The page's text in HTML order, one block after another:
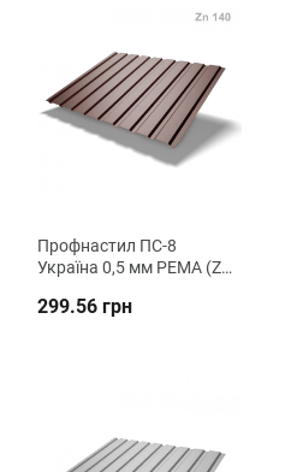
Профнастил ПС-8
Україна 0,5 мм РЕМА (Zn
Металіка
299.56 грн